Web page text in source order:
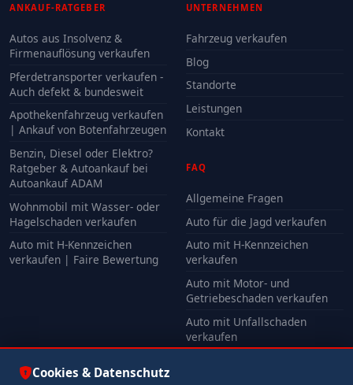
ANKAUF-RATGEBER
Autos aus Insolvenz &
Firmenauflösung verkaufen
Pferdetransporter verkaufen -
Auch defekt & bundesweit
Apothekenfahrzeug verkaufen
| Ankauf von Botenfahrzeugen
Benzin, Diesel oder Elektro?
Ratgeber & Autoankauf bei
Autoankauf ADAM
Wohnmobil mit Wasser- oder
Hagelschaden verkaufen
Auto mit H-Kennzeichen
verkaufen | Faire Bewertung
UNTERNEHMEN
Fahrzeug verkaufen
Blog
Standorte
Leistungen
Kontakt
FAQ
Allgemeine Fragen
Auto für die Jagd verkaufen
Auto mit H-Kennzeichen
verkaufen
Auto mit Motor- und
Getriebeschaden verkaufen
Auto mit Unfallschaden
verkaufen
Cookies & Datenschutz